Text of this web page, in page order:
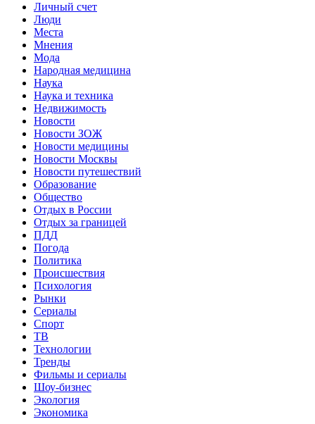
Личный счет
Люди
Места
Мнения
Мода
Народная медицина
Наука
Наука и техника
Недвижимость
Новости
Новости ЗОЖ
Новости медицины
Новости Москвы
Новости путешествий
Образование
Общество
Отдых в России
Отдых за границей
ПДД
Погода
Политика
Происшествия
Психология
Рынки
Сериалы
Спорт
ТВ
Технологии
Тренды
Фильмы и сериалы
Шоу-бизнес
Экология
Экономика